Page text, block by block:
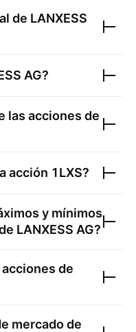
de LANXESS
AG?
las acciones de
acción 1LXS?
y mínimos
LANXESS AG?
de
mercado de